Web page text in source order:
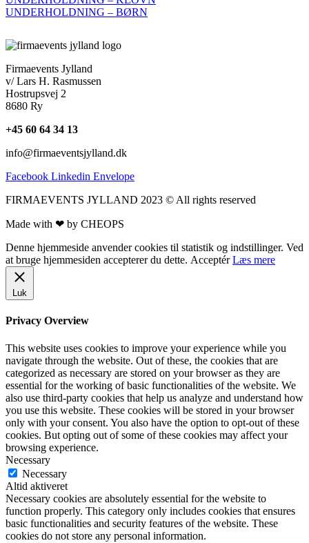
UNDERHOLDNING – BØRN
Firmaevents Jylland
v/ Lars H. Rasmussen
Hostrupsvej 2
8680 Ry
+45 60 64 34 13
info@firmaeventsjylland.dk
Facebook Linkedin Envelope
FIRMAEVENTS JYLLAND 2023 © All rights reserved
Made with ❤ by CHEOPS
Denne hjemmeside anvender cookies til statistik og indstillinger. Ved
at bruge hjemmesiden accepterer du dette. Acceptér Læs mere
Luk
Privacy Overview
This website uses cookies to improve your experience while you
navigate through the website. Out of these, the cookies that are
categorized as necessary are stored on your browser as they are
essential for the working of basic functionalities of the website. We
also use third-party cookies that help us analyze and understand how
you use this website. These cookies will be stored in your browser
only with your consent. You also have the option to opt-out of these
cookies. But opting out of some of these cookies may affect your
browsing experience.
Necessary
Necessary
Altid aktiveret
Necessary cookies are absolutely essential for the website to
function properly. This category only includes cookies that ensures
basic functionalities and security features of the website. These
cookies do not store any personal information.